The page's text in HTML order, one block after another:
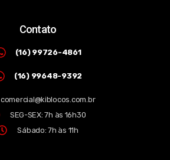
Contato
(16) 99726-4861
(16) 99648-9392
comercial@kiblocos.com.br
SEG-SEX: 7h às 16h30
Sábado: 7h às 11h